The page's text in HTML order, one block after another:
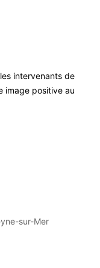
intervenants de
image positive au
sur-Mer